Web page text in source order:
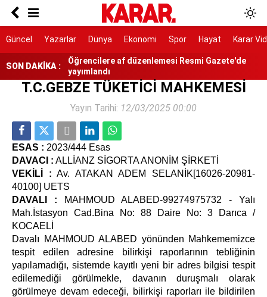
Güncel Yazarlar Dünya Ekonomi Spor Hayat Karar
SON DAKİKA :
Resmi Gazete'de yayımlandı: Dört ülkeye yeni
büyükelçi atandı
Turhan Çömez hakkında soruşturma
Öğrencilere af düzenlemesi Resmi Gazete'de
yayımlandı
Suça sürüklenen çocuklara ilişkin kanun teklifi
acizliktir
NATO’nun 5. maddesiyle aynı
T.C.GEBZE TÜKETİCİ MAHKEMESİ
Yayın Tarihi: 12/03/2025 00:00
ESAS : 2023/444 Esas
DAVACI : ALLİANZ SİGORTA ANONİM ŞİRKETİ
VEKİLİ : Av. ATAKAN ADEM SELANİK[16026-20981-
40100] UETS
DAVALI : MAHMOUD ALABED-99274975732 - Yalı
Mah.İstasyon Cad.Bina No: 88 Daire No: 3 Darıca /
KOCAELİ
Davalı MAHMOUD ALABED yönünden Mahkememizce
tespit edilen adresine bilirkişi raporlarının tebliğinin
yapılamadığı, sistemde kayıtlı yeni bir adres bilgisi tespit
edilemediği görülmekle, davanın duruşmalı olarak
görülmeye devam edeceği, bilirkişi raporları ile bildirilen